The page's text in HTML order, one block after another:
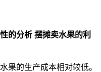
的分析 摆摊卖水果的利
果的生产成本相对较低。